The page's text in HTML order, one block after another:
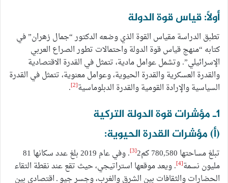
أولاً: قياس قوة الدولة
تطبق الدراسة مقياس القوة الذي وضعه الدكتور “جمال زهران” في
كتابه “منهج قياس قوة الدولة واحتمالات تطور الصراع العربي
الإسرائيلي”. وتشمل عوامل مادية، تتمثل في القدرة الاقتصادية
والقدرة العسكرية والقدرة الحيوية، وعوامل معنوية، تتمثل في القدرة
السياسية والإرادة القومية والقدرة الدبلوماسية[2]
.
1ـ مؤشرات قوة الدولة التركية
(أ) مؤشرات القدرة الحيوية:
تبلغ مساحتها 780,580 كم2 [3]
. وفي عام 2019 بلغ عدد سكانها 81
مليون نسمة[4] . ويعد موقعها استراتيجي، حيث تقع عند نقطة التقاء
الحضارات والثقافات بين الشرق والغرب، وجسر جيو ـ اقتصادي بين